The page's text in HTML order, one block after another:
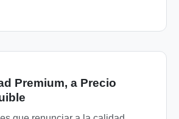
Premium, a Precio